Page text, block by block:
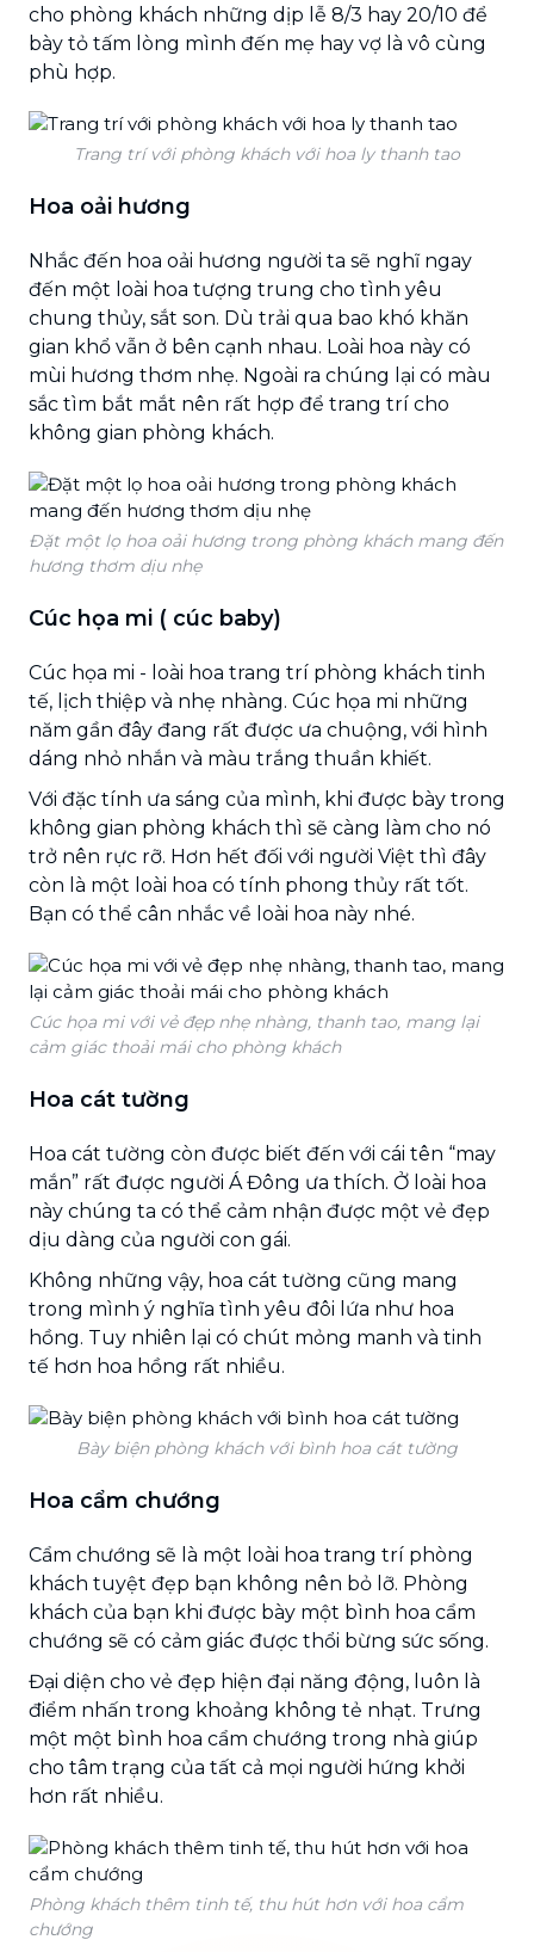
cho phòng khách những dịp lễ 8/3 hay 20/10 để
bày tỏ tấm lòng mình đến mẹ hay vợ là vô cùng
phù hợp.
Trang trí với phòng khách với hoa ly thanh tao
Hoa oải hương
Nhắc đến hoa oải hương người ta sẽ nghĩ ngay
đến một loài hoa tượng trung cho tình yêu
chung thủy, sắt son. Dù trải qua bao khó khăn
gian khổ vẫn ở bên cạnh nhau. Loài hoa này có
mùi hương thơm nhẹ. Ngoài ra chúng lại có màu
sắc tìm bắt mắt nên rất hợp để trang trí cho
không gian phòng khách.
Đặt một lọ hoa oải hương trong phòng khách mang đến
hương thơm dịu nhẹ
Cúc họa mi ( cúc baby)
Cúc họa mi - loài hoa trang trí phòng khách tinh
tế, lịch thiệp và nhẹ nhàng. Cúc họa mi những
năm gần đây đang rất được ưa chuộng, với hình
dáng nhỏ nhắn và màu trắng thuần khiết.
Với đặc tính ưa sáng của mình, khi được bày trong
không gian phòng khách thì sẽ càng làm cho nó
trở nên rực rỡ. Hơn hết đối với người Việt thì đây
còn là một loài hoa có tính phong thủy rất tốt.
Bạn có thể cân nhắc về loài hoa này nhé.
Cúc họa mi với vẻ đẹp nhẹ nhàng, thanh tao, mang lại
cảm giác thoải mái cho phòng khách
Hoa cát tường
Hoa cát tường còn được biết đến với cái tên “may
mắn” rất được người Á Đông ưa thích. Ở loài hoa
này chúng ta có thể cảm nhận được một vẻ đẹp
dịu dàng của người con gái.
Không những vậy, hoa cát tường cũng mang
trong mình ý nghĩa tình yêu đôi lứa như hoa
hồng. Tuy nhiên lại có chút mỏng manh và tinh
tế hơn hoa hồng rất nhiều.
Bày biện phòng khách với bình hoa cát tường
Hoa cẩm chướng
Cẩm chướng sẽ là một loài hoa trang trí phòng
khách tuyệt đẹp bạn không nên bỏ lỡ. Phòng
khách của bạn khi được bày một bình hoa cẩm
chướng sẽ có cảm giác được thổi bừng sức sống.
Đại diện cho vẻ đẹp hiện đại năng động, luôn là
điểm nhấn trong khoảng không tẻ nhạt. Trưng
một một bình hoa cẩm chướng trong nhà giúp
cho tâm trạng của tất cả mọi người hứng khởi
hơn rất nhiều.
Phòng khách thêm tinh tế, thu hút hơn với hoa cẩm
chướng